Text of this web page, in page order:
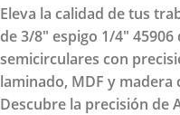
Eleva la calidad de tus
de 3/8" espigo 1/4"
semicirculares con
laminado, MDF y
Descubre la precisión de